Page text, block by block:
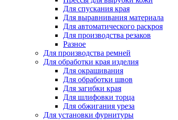
Для спускания края
Для выравнивания материала
Для автоматического раскроя
Для производства резаков
Разное
Для производства ремней
Для обработки края изделия
Для окрашивания
Для обработки швов
Для загибки края
Для шлифовки торца
Для обжигания уреза
Для установки фурнитуры